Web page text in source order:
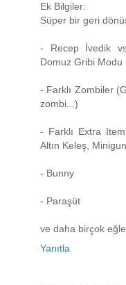
Ek Bilgiler:
Süper bir geri
- Recep İvedik
Domuz Gribi Modu
- Farklı Zombiler
zombi...)
- Farklı Extra
Altın Keleş,
- Bunny
- Paraşüt
ve daha birçok
Yanıtla